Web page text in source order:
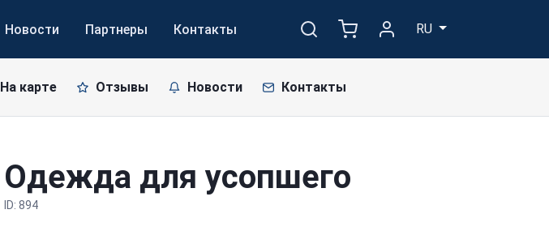
Новости Партнеры Контакты RU
На карте Отзывы Новости Контакты
Одежда для усопшего
ID: 894